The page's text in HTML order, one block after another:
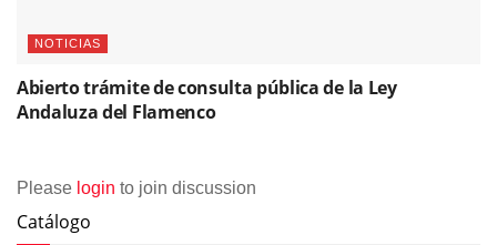
NOTICIAS
Abierto trámite de consulta pública de la Ley
Andaluza del Flamenco
Please login to join discussion
Catálogo